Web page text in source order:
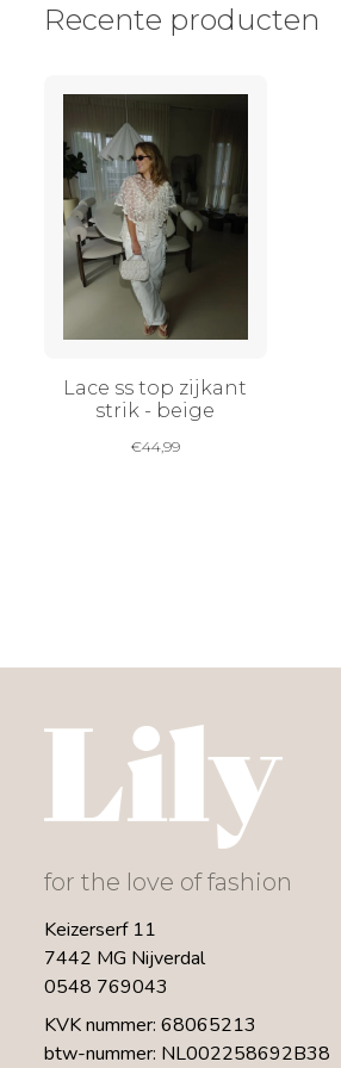
Recente producten
Lace ss top zijkant
strik - beige
€44,99
for the love of fashion
Keizerserf 11
7442 MG Nijverdal
0548 769043
KVK nummer: 68065213
btw-nummer: NL002258692B38